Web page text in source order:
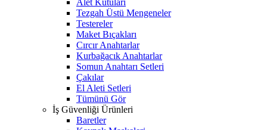
Alet Kutuları
Tezgah Üstü Mengeneler
Testereler
Maket Bıçakları
Cırcır Anahtarlar
Kurbağacık Anahtarlar
Somun Anahtarı Setleri
Çakılar
El Aleti Setleri
Tümünü Gör
İş Güvenliği Ürünleri
Baretler